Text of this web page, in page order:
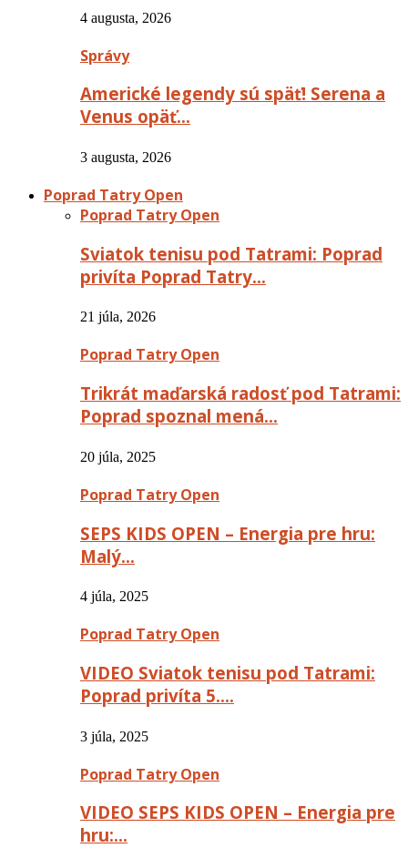
4 augusta, 2026
Správy
Americké legendy sú späť! Serena a
Venus opäť…
3 augusta, 2026
Poprad Tatry Open
Poprad Tatry Open
Sviatok tenisu pod Tatrami: Poprad
privíta Poprad Tatry…
21 júla, 2026
Poprad Tatry Open
Trikrát maďarská radosť pod Tatrami:
Poprad spoznal mená…
20 júla, 2025
Poprad Tatry Open
SEPS KIDS OPEN – Energia pre hru:
Malý…
4 júla, 2025
Poprad Tatry Open
VIDEO Sviatok tenisu pod Tatrami:
Poprad privíta 5….
3 júla, 2025
Poprad Tatry Open
VIDEO SEPS KIDS OPEN – Energia pre
hru:…